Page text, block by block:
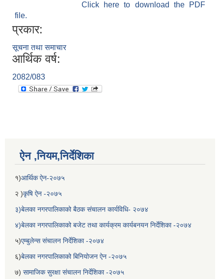
Click here to download the PDF
file.
प्रकार:
सूचना तथा समाचार
आर्थिक वर्ष:
2082/083
ऐन ,नियम,निर्देशिका
१)आर्थिक ऐन-२०७५
२ )कृषि ऐन -२०७५
३)बेलका नगरपालिकाको बैठक संचालन कार्यविधि- २०७४
४)बेलका नगरपालिकाको बजेट तथा कार्यक्रम कार्यबनयन निर्देशिका -२०७४
५)एम्बुलेन्स संचालन निर्देशिका -२०७४
६)बेलका नगरपालिकाको बिनियोजन ऐन -२०७५
७) सामाजिक सुरक्षा संचालन निर्देशिका -२०७५